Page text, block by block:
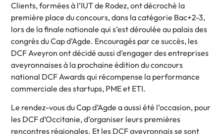
Clients, formées à l’IUT de Rodez, ont décroché la
première place du concours, dans la catégorie Bac+2-3,
lors de la finale nationale qui s’est déroulée au palais des
congrès du Cap d’Agde. Encouragés par ce succès, les
DCF Aveyron ont décidé aussi d’engager des entreprises
aveyronnaises à la prochaine édition du concours
national DCF Awards qui récompense la performance
commerciale des startups, PME et ETI.
Le rendez-vous du Cap d’Agde a aussi été l’occasion, pour
les DCF d’Occitanie, d’organiser leurs premières
rencontres régionales. Et les DCF aveyronnais se sont